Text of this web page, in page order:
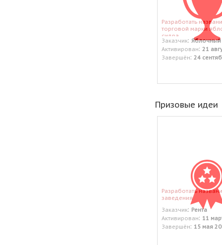
Разработать
торговой марки
сидра.
Заказчик: Яблочный
Активирован: 21
Завершён: 24
Призовые идеи
Разработать
заведения
Заказчик: Рента
Активирован: 11
Завершён: 15 мая